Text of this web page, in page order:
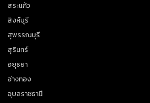
สระแก้ว
สิงห์บุรี
สุพรรณบุรี
สุรินทร์
อยุธยา
อ่างทอง
อุบลราชธานี